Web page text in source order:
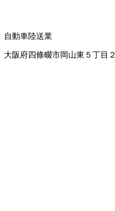
自動車陸送業
大阪府四條畷市岡山東５丁目２